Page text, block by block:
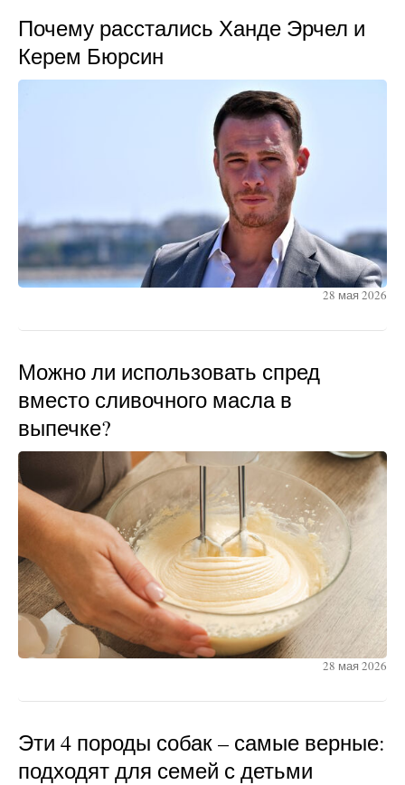
Почему расстались Ханде Эрчел и
Керем Бюрсин
28 мая 2026
Можно ли использовать спред
вместо сливочного масла в
выпечке?
28 мая 2026
Эти 4 породы собак – самые верные:
подходят для семей с детьми